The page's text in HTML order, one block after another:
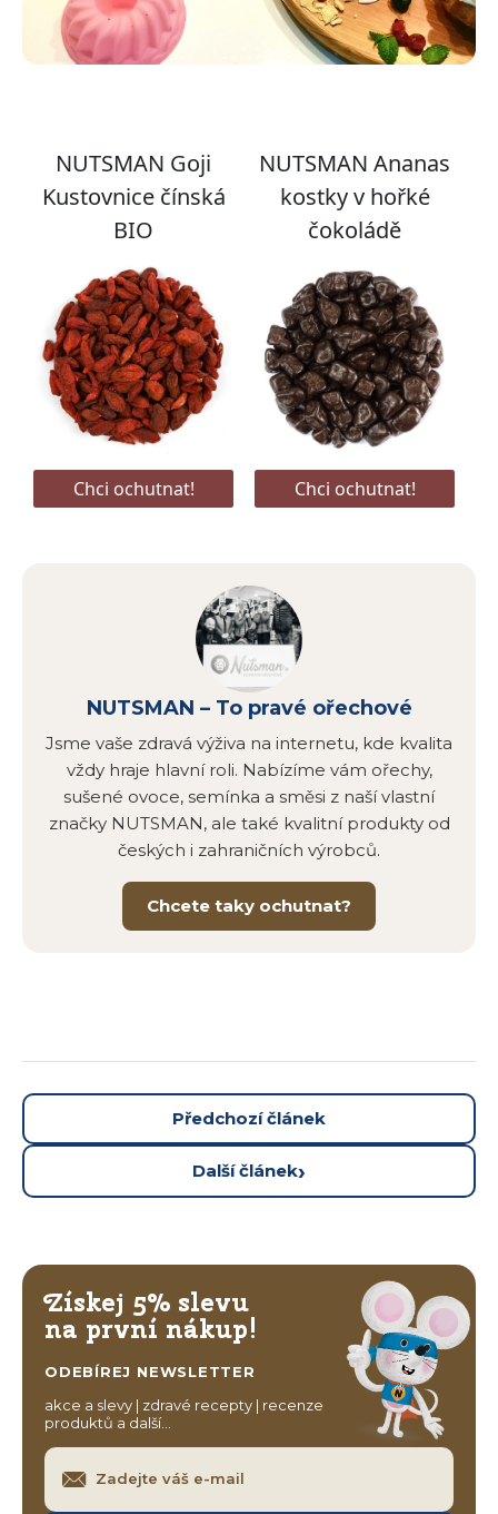
NUTSMAN – To pravé ořechové
Jsme vaše zdravá výživa na internetu, kde kvalita
vždy hraje hlavní roli. Nabízíme vám ořechy,
sušené ovoce, semínka a směsi z naší vlastní
značky NUTSMAN, ale také kvalitní produkty od
českých i zahraničních výrobců.
Chcete taky ochutnat?
Předchozí článek
Další článek
Získej 5% slevu
na první nákup!
ODEBÍREJ NEWSLETTER
akce a slevy | zdravé recepty | recenze
produktů a další…